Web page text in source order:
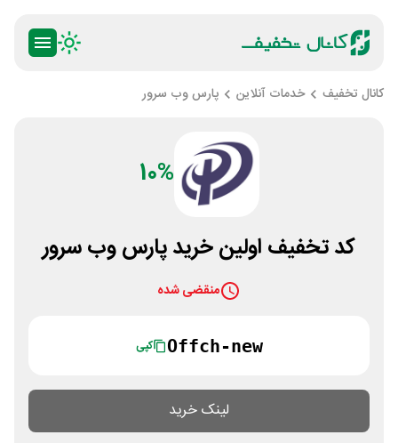
کانال تخفیف خدمات آنلاین پارس وب سرور
10%
کد تخفیف اولین خرید پارس وب سرور
منقضی شده
Offch-new کپی
لینک خرید